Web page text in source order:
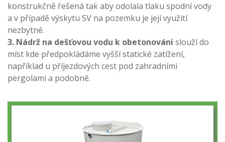
konstrukčně řešená tak aby odolala tlaku spodní vody
a v případě výskytu SV na pozemku je její využití
nezbytné.
3. Nádrž na dešťovou vodu k obetonováníslouží do
míst kde předpokládáme vyšší statické zatížení,
například u příjezdových cest pod zahradními
pergolami a podobně.